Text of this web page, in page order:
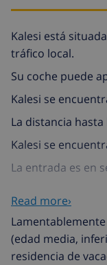
Kalesi está
tráfico local.
Su coche puede
Kalesi se
La distancia
Kalesi se
La entrada es en
Kalesi es un
La primera
Read more›
Lamentablemente
(edad media,
residencia de